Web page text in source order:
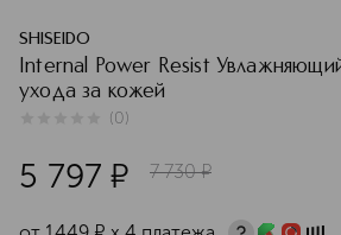
SHISEIDO
Internal Power Resist
ухода за кожей
(0)
5 797 ¤ 7 730 ¤